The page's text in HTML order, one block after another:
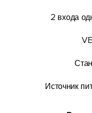
2 входа
Источник